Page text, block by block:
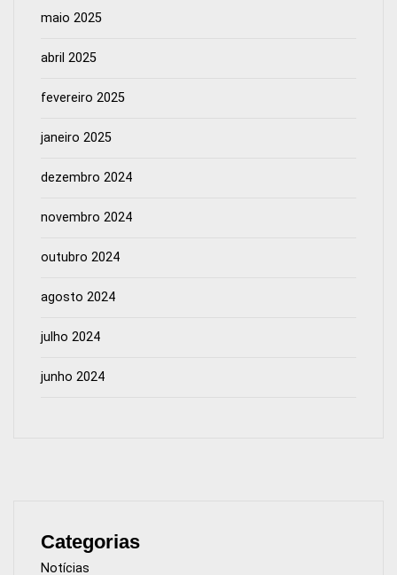
maio 2025
abril 2025
fevereiro 2025
janeiro 2025
dezembro 2024
novembro 2024
outubro 2024
agosto 2024
julho 2024
junho 2024
Categorias
Notícias